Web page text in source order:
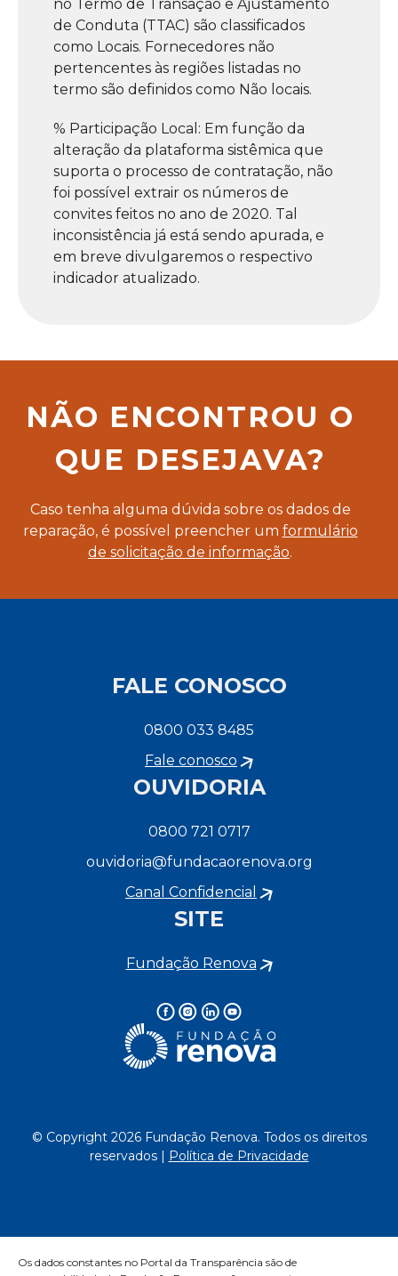
no Termo de Transação e Ajustamento
de Conduta (TTAC) são classificados
como Locais. Fornecedores não
pertencentes às regiões listadas no
termo são definidos como Não locais.
% Participação Local: Em função da
alteração da plataforma sistêmica que
suporta o processo de contratação, não
foi possível extrair os números de
convites feitos no ano de 2020. Tal
inconsistência já está sendo apurada, e
em breve divulgaremos o respectivo
indicador atualizado.
NÃO ENCONTROU O
QUE DESEJAVA?
Caso tenha alguma dúvida sobre os dados de
reparação, é possível preencher um formulário
de solicitação de informação.
FALE CONOSCO
0800 033 8485
Fale conosco
OUVIDORIA
0800 721 0717
ouvidoria@fundacaorenova.org
Canal Confidencial
SITE
Fundação Renova
© Copyright 2026 Fundação Renova. Todos os direitos
reservados | Política de Privacidade
Os dados constantes no Portal da Transparência são de